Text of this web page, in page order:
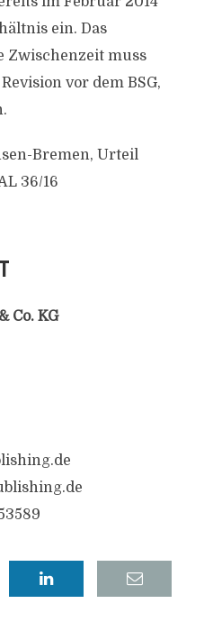
ein. Das
Zwischenzeit muss
vor dem BSG,
Bremen, Urteil
36/16
Co. KG